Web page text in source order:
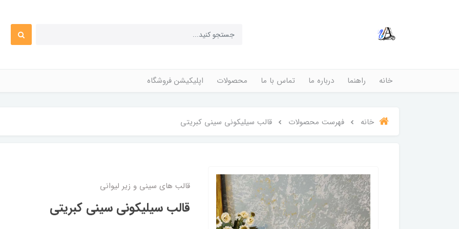
خانه راهنما درباره ما تماس با ما محصولات اپلیکیشن فروشگاه
خانه فهرست محصولات قالب سیلیکونی سینی کبریتی
قالب های سینی و زیر لیوانی
قالب سیلیکونی سینی کبریتی